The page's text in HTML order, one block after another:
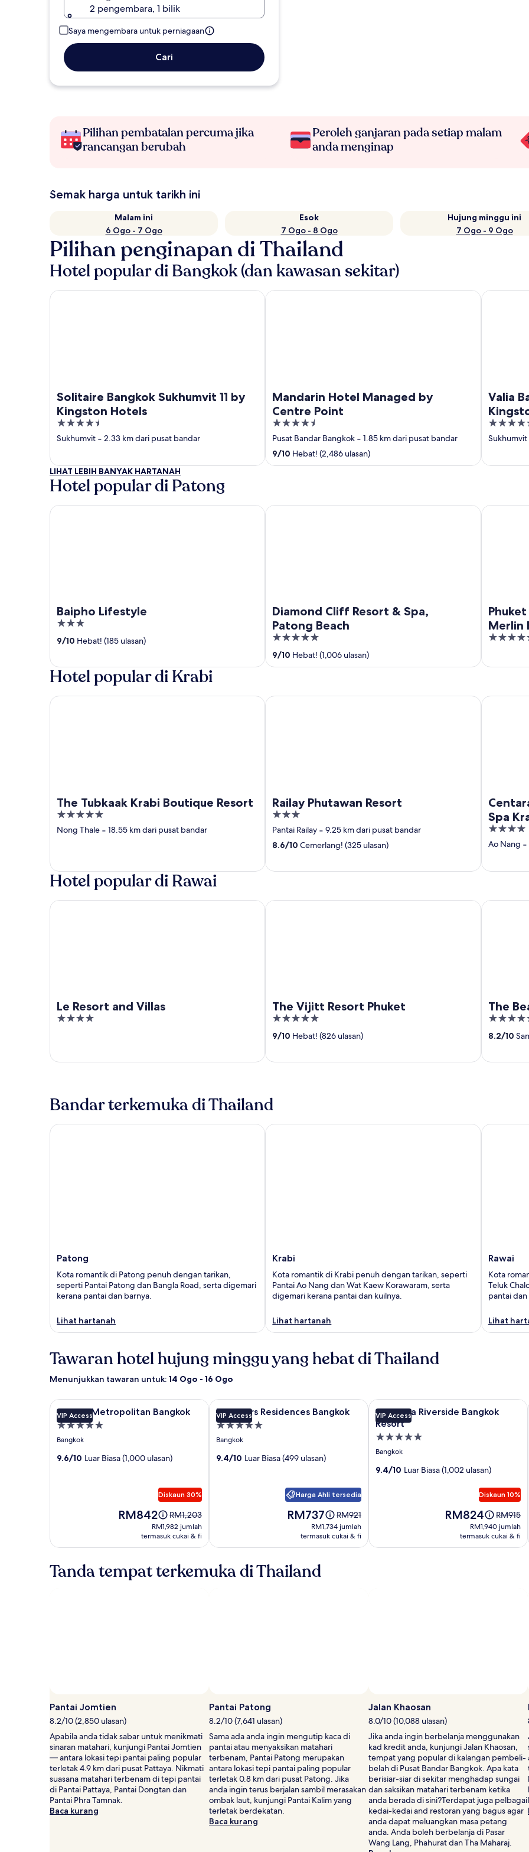
2 pengembara, 1 bilik
Saya mengembara untuk perniagaan
Cari
Pilihan pembatalan percuma jika
rancangan berubah
Peroleh ganjaran pada setiap malam
anda menginap
Semak harga untuk tarikh ini
Malam ini
6 Ogo - 7 Ogo
Esok
7 Ogo - 8 Ogo
Hujung minggu ini
7 Ogo - 9 Ogo
Pilihan penginapan di Thailand
Hotel popular di Bangkok (dan kawasan sekitar)
Solitaire Bangkok Sukhumvit 11 by
Kingston Hotels
4.5
out
Sukhumvit ‐ 2.33 km dari pusat bandar
Solitaire Bangkok Sukhumvit 11 by Kingston Hotels
Mandarin Hotel Managed by
Centre Point
4.5
out
of
5
Pusat Bandar Bangkok ‐ 1.85 km dari pusat bandar
9/10 Hebat! (2,486 ulasan)
Mandarin Hotel Managed by Centre Point
Valia
5
out
Sukhumvit
Valia
LIHAT LEBIH BANYAK HARTANAH
Hotel popular di Patong
Baipho Lifestyle
3
out
9/10 Hebat! (185 ulasan)
Baipho Lifestyle
Diamond Cliff Resort & Spa,
Patong Beach
5
out
9/10 Hebat! (1,006 ulasan)
Diamond Cliff Resort & Spa, Patong Beach
Merlin
5
Phuket
Hotel popular di Krabi
The Tubkaak Krabi Boutique Resort
5
out
Nong Thale ‐ 18.55 km dari pusat bandar
The Tubkaak Krabi Boutique Resort
Railay Phutawan Resort
3
out
of
5
Pantai Railay ‐ 9.25 km dari pusat bandar
8.6/10 Cemerlang! (325 ulasan)
Railay Phutawan Resort
Spa
4
out
Ao Nang ‐
Centara
Hotel popular di Rawai
Le Resort and Villas
4
Le Resort and Villas
The Vijitt Resort Phuket
5
out
9/10 Hebat! (826 ulasan)
The Vijitt Resort Phuket
The
5
out
8.2/10
The
Bandar terkemuka di Thailand
Patong
Kota romantik di Patong penuh dengan tarikan,
seperti Pantai Patong dan Bangla Road, serta digemari
kerana pantai dan barnya.
Lihat hartanah
Patong
Krabi
Kota romantik di Krabi penuh dengan tarikan, seperti
Pantai Ao Nang dan Wat Kaew Korawaram, serta
digemari kerana pantai dan kuilnya.
Lihat hartanah
Krabi
Rawai
Kota
Teluk
pantai dan
Lihat
Rawai
Tawaran hotel hujung minggu yang hebat di Thailand
Menunjukkan tawaran untuk: 14 Ogo - 16 Ogo
Galeri
imej
untuk
COMO
Metropolitan
VIP Access
COMO Metropolitan Bangkok
Hartanah
5.0
Bangkok
9.6/10 Luar Biasa (1,000 ulasan)
Diskaun 30%
Harga
RM842
RM842
Harga
adalah
RM1,203,
lihat
lanjut
tentang
RM1,203
RM1,982
jumlah
RM1,982 jumlah
termasuk cukai & fi
COMO Metropolitan Bangkok
Galeri
imej
untuk
137
Pillars
VIP Access
137 Pillars Residences Bangkok
Hartanah
5.0
Bangkok
9.4/10 Luar Biasa (499 ulasan)
Harga Ahli tersedia
Harga
RM737
RM737
Harga
adalah
RM921,
lihat
RM921
RM1,734
jumlah
RM1,734 jumlah
termasuk cukai & fi
137 Pillars Residences Bangkok
Galeri
imej
untuk
Anantara
Riverside
Bangkok
VIP Access
Anantara Riverside Bangkok
Resort
Hartanah
5.0
Bangkok
9.4/10 Luar Biasa (1,002 ulasan)
Diskaun 10%
Harga
RM824
RM824
Harga
adalah
RM915,
lihat
RM915
RM1,940
jumlah
RM1,940 jumlah
termasuk cukai & fi
Anantara Riverside Bangkok Resort
Tanda tempat terkemuka di Thailand
Pantai Jomtien
8.2/10 (2,850 ulasan)
Apabila anda tidak sabar untuk menikmati
sinaran matahari, kunjungi Pantai Jomtien
— antara lokasi tepi pantai paling popular
terletak 4.9 km dari pusat Pattaya. Nikmati
suasana matahari terbenam di tepi pantai
di Pantai Pattaya, Pantai Dongtan dan
Pantai Phra Tamnak.
Baca kurang
Pantai Patong
8.2/10 (7,641 ulasan)
Sama ada anda ingin mengutip kaca di
pantai atau menyaksikan matahari
terbenam, Pantai Patong merupakan
antara lokasi tepi pantai paling popular
terletak 0.8 km dari pusat Patong. Jika
anda ingin terus berjalan sambil merasakan
ombak laut, kunjungi Pantai Kalim yang
terletak berdekatan.
Baca kurang
Jalan Khaosan
8.0/10 (10,088 ulasan)
Jika anda ingin berbelanja menggunakan
kad kredit anda, kunjungi Jalan Khaosan,
tempat yang popular di kalangan pembeli-
belah di Pusat Bandar Bangkok. Apa kata
berisiar-siar di sekitar menghadap sungai
dan saksikan matahari terbenam ketika
anda berada di sini?Terdapat juga pelbagai
kedai-kedai and restoran yang bagus agar
anda dapat meluangkan masa petang
anda. Anda boleh berbelanja di Pasar
Wang Lang, Phahurat dan Tha Maharaj.